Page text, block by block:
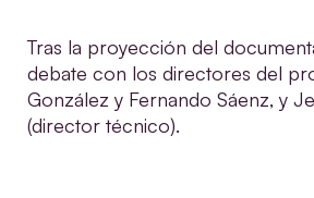
Tras la proyección del
debate con los directores del
González y Fernando Sáenz, y
(director técnico).